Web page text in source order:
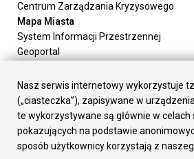
Centrum Zarządzania Kryzysowego
Mapa Miasta
System Informacji Przestrzennej
Geoportal
Załatw sprawę
Prezydent Miasta
Rada Miasta
Wydziały
Elektroniczna Skrzynka Podawcza
Nasz serwis internetowy wykorzystuje
(„ciasteczka”), zapisywane w
te wykorzystywane są głównie w
pokazujących na podstawie
sposób użytkownicy korzystają z